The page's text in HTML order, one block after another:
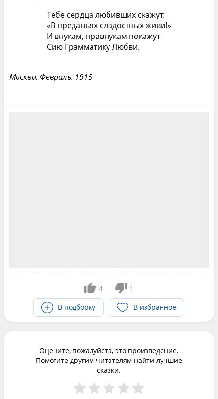
Тебе сердца любивших скажут:
«В преданьях сладостных живи!»
И внукам, правнукам покажут
Сию Грамматику Любви.
Москва. Февраль. 1915
4
1
В подборку
В избранное
Оцените, пожалуйста, это произведение.
Помогите другим читателям найти лучшие
сказки.